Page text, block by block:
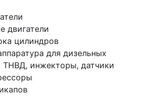
двигатели
цилиндров
для дизельных
ТНВД, инжекторы, датчики